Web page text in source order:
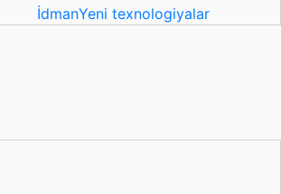
İdmanYeni texnologiyalar